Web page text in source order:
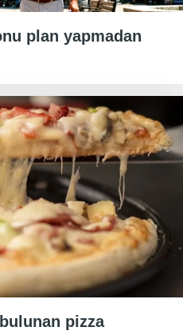
plan yapmadan
pizza